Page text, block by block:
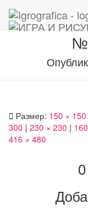
Размер: 150 × 150
300 | 230 × 230 |
416 × 480